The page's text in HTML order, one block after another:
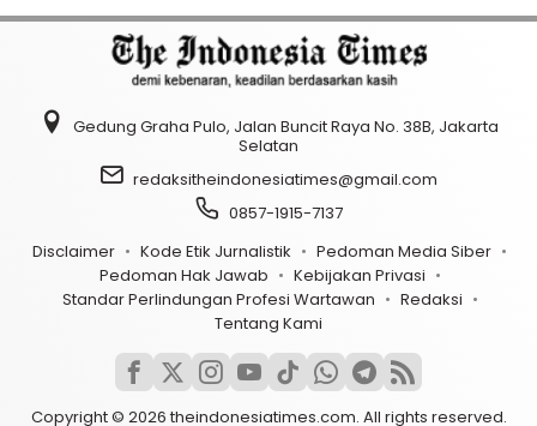
Gedung Graha Pulo, Jalan Buncit Raya No. 38B, Jakarta
Selatan
redaksitheindonesiatimes@gmail.com
0857-1915-7137
Disclaimer
Kode Etik Jurnalistik
Pedoman Media Siber
Pedoman Hak Jawab
Kebijakan Privasi
Standar Perlindungan Profesi Wartawan
Redaksi
Tentang Kami
Copyright © 2026 theindonesiatimes.com. All rights reserved.